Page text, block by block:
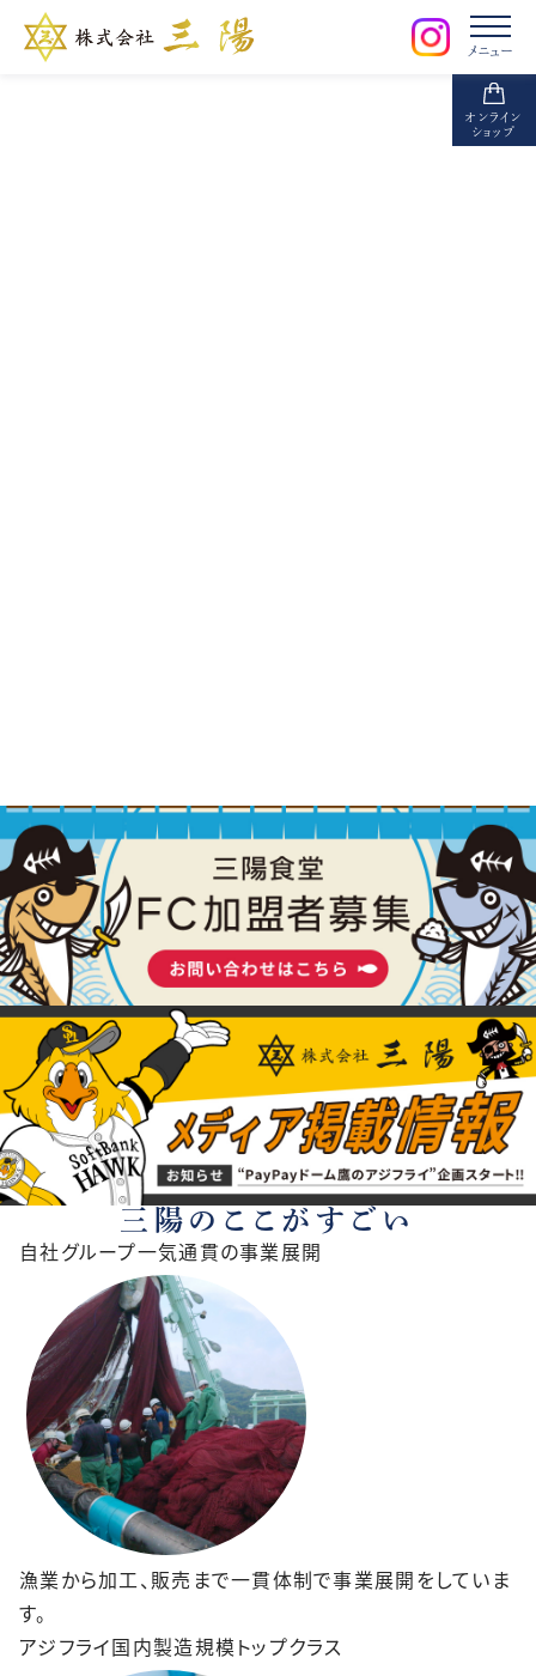
三陽のここがすごい
自社グループ一気通貫の事業展開
漁業から加工、販売まで一貫体制で事業展開をしていま
す。
アジフライ国内製造規模トップクラス
メニュー
オンライン
ショップ